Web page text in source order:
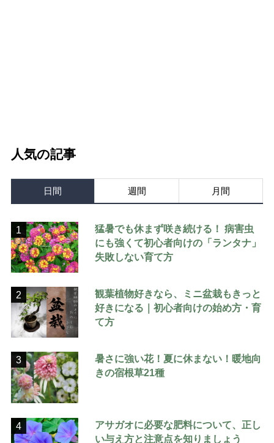
人気の記事
日間 週間 月間
1
猛暑でも休まず咲き続ける！ 病害虫
にも強くて初心者向けの「ランタナ」
失敗しない育て方
2
観葉植物好きなら、ミニ盆栽もきっと
好きになる｜初心者向けの始め方・育
て方
3
暑さに強い花！夏に休まない！暖地向
きの宿根草21種
4
アサガオに必要な肥料について、正し
い与え方と注意点を知りましょう